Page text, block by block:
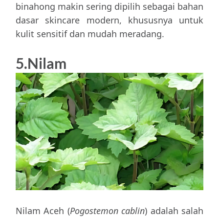
binahong makin sering dipilih sebagai bahan
dasar skincare modern, khususnya untuk
kulit sensitif dan mudah meradang.
5.Nilam
Nilam Aceh (Pogostemon cablin) adalah salah